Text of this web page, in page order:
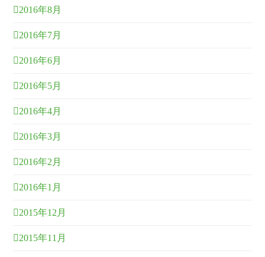
2016年8月
2016年7月
2016年6月
2016年5月
2016年4月
2016年3月
2016年2月
2016年1月
2015年12月
2015年11月